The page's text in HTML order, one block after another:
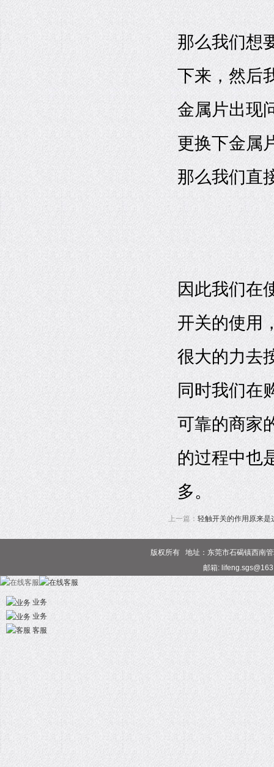
那么我们想
下来，然后
金属片出现
更换下金属
那么我们直
因此我们在
开关的使用
很大的力去
同时我们在
可靠的商家
的过程中也
多。
上一篇： 轻触开关的作用原来是
版权所有 地址：东莞市石碣镇西南
邮箱:
业务
业务
客服